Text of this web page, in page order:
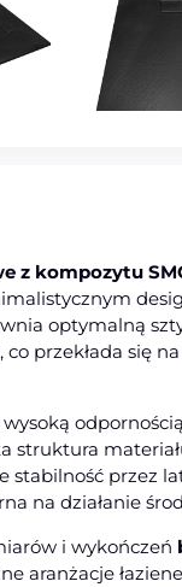
z kompozytu
optymalną
przekłada się
struktura
stabilność przez
na działanie
i wykończeń
aranżacje